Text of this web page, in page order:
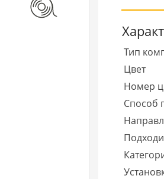
Тип
Цвет
Номер
Способ